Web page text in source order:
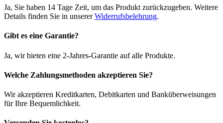
Ja, Sie haben 14 Tage Zeit, um das Produkt zurückzugeben. Weitere
Details finden Sie in unsererWiderrufsbelehrung.
Gibt es eine Garantie?
Ja, wir bieten eine 2-Jahres-Garantie auf alle Produkte.
Welche Zahlungsmethoden akzeptieren Sie?
Wir akzeptieren Kreditkarten, Debitkarten und Banküberweisungen
für Ihre Bequemlichkeit.